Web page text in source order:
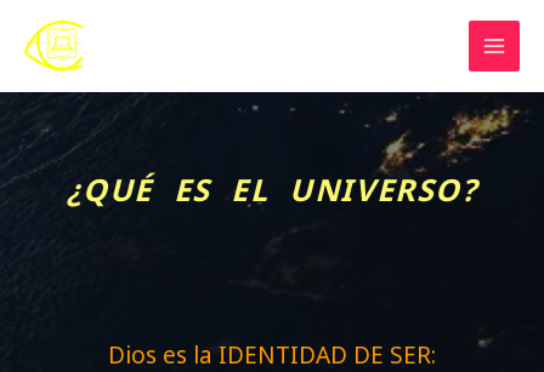
content
¿QUÉ ES EL UNIVERSO?
Dios es la IDENTIDAD DE SER: